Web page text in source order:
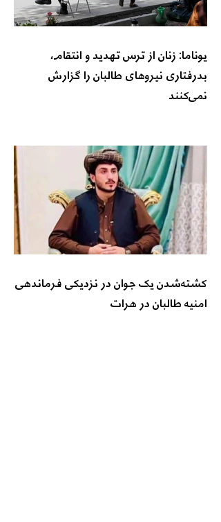
یوناما: زنان از ترس تهدید و انتقام،
بدرفتاری نیروهای طالبان را گزارش
نمی‌کنند
کشته‌شدن یک جوان در نزدیکی فرماندهی
امنیه طالبان در هرات